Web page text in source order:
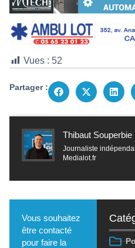
Vues : 52
Partager :
Thibaut Souperbie
Journaliste
Medialot.fr
Vous souhaitez
être contacté
pour faire la